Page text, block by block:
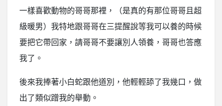
一樣喜歡動物的哥哥那裡，（是真的有那位哥哥且超
級暖男）我特地跟哥哥在三提醒說等我可以養的時候
要把它帶回家，請哥哥不要讓別人領養，哥哥也答應
我了。
後來我捧著小白蛇跟他道別，他輕輕舔了我幾口，做
出了類似蹭我的舉動。